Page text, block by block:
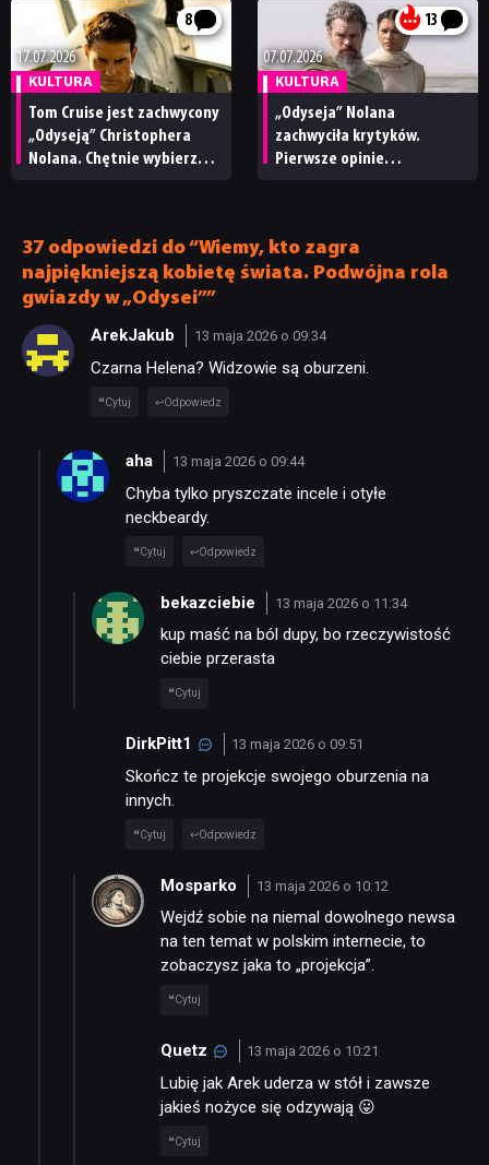
„historycznie wiernej”
adaptacji
8
17.07.2026
KULTURA
Tom Cruise jest zachwycony
„Odyseją” Christophera
Nolana. Chętnie wybierze
13
07.07.2026
KULTURA
„Odyseja” Nolana
zachwyciła krytyków.
Pierwsze opinie
37 odpowiedzi do “Wiemy, kto zagra
najpiękniejszą kobietę świata. Podwójna rola
gwiazdy w „Odysei””
ArekJakub 13 maja 2026 o 09:34
Czarna Helena? Widzowie są oburzeni.
Cytuj Odpowiedz
aha 13 maja 2026 o 09:44
Chyba tylko pryszczate incele i otyłe
neckbeardy.
Cytuj Odpowiedz
bekazciebie 13 maja 2026 o 11:34
kup maść na ból dupy, bo rzeczywistość
ciebie przerasta
Cytuj
DirkPitt1 13 maja 2026 o 09:51
Skończ te projekcje swojego oburzenia na
innych.
Cytuj Odpowiedz
Mosparko 13 maja 2026 o 10:12
Wejdź sobie na niemal dowolnego newsa
na ten temat w polskim internecie, to
zobaczysz jaka to „projekcja”.
Cytuj
Quetz 13 maja 2026 o 10:21
Lubię jak Arek uderza w stół i zawsze
jakieś nożyce się odzywają 😛
Cytuj